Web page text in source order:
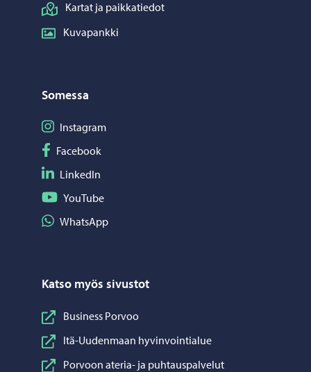
Kartat ja paikkatiedot
Kuvapankki
Somessa
Seuraa Instagram
Instagram
Seuraa Facebook
Facebook
Seuraa LinkedIn
LinkedIn
Seuraa YouTube
YouTube
Jaa WhatsApp
WhatsApp
Katso myös sivustot
Business Porvoo
Itä-Uudenmaan hyvinvointialue
Porvoon ateria- ja puhtauspalvelut